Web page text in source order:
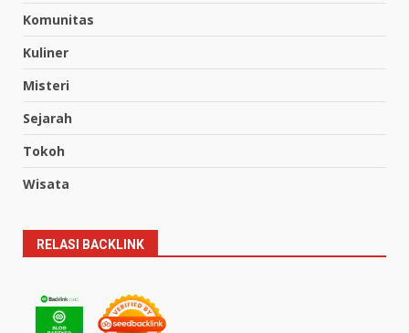
Komunitas
Kuliner
Misteri
Sejarah
Tokoh
Wisata
RELASI BACKLINK